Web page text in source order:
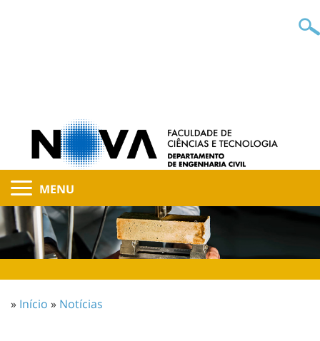
MENU
» Início » Notícias